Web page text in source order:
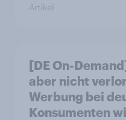
Artikel
[DE On-
aber nicht
Werbung bei
Konsumenten